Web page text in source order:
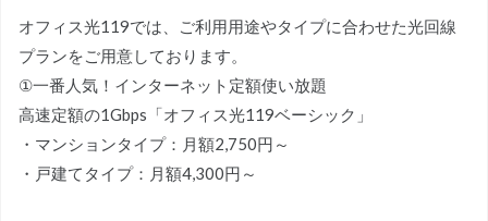
オフィス光119では、ご利用用途やタイプに合わせた光回線
プランをご用意しております。
①一番人気！インターネット定額使い放題
高速定額の1Gbps「オフィス光119ベーシック」
・マンションタイプ：月額2,750円～
・戸建てタイプ：月額4,300円～